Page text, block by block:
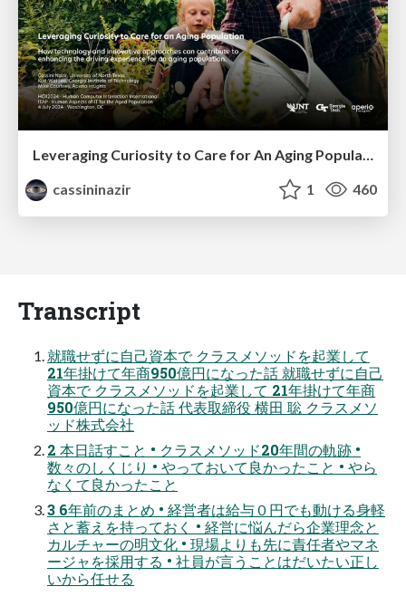
cassininazir
1 460
Transcript
就職せずに自己資本で クラスメソッドを起業して
21年掛けて年商950億円になった話 就職せずに自己
資本で クラスメソッドを起業して 21年掛けて年商
950億円になった話 代表取締役 横田 聡 クラスメソ
ッド株式会社
2 本日話すこと • クラスメソッド20年間の軌跡 •
数々のしくじり • やっておいて良かったこと • やら
なくて良かったこと
3 6年前のまとめ • 経営者は給与０円でも動ける身軽
さと蓄えを持っておく • 経営に悩んだら企業理念と
カルチャーの明文化 • 現場よりも先に責任者やマネ
ージャを採用する • 社員が言うことはだいたい正し
いから任せる